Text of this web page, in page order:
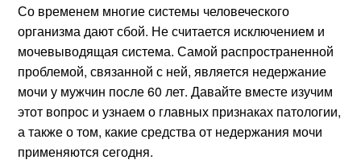
Со временем многие системы человеческого
организма дают сбой. Не считается исключением и
мочевыводящая система. Самой распространенной
проблемой, связанной с ней, является недержание
мочи у мужчин после 60 лет. Давайте вместе изучим
этот вопрос и узнаем о главных признаках патологии,
а также о том, какие средства от недержания мочи
применяются сегодня.